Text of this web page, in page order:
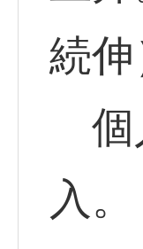
続
個
入。